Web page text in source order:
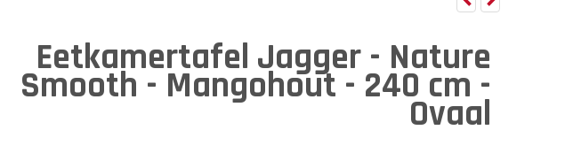
Eetkamertafel Jagger - Nature
Smooth - Mangohout - 240 cm -
Ovaal